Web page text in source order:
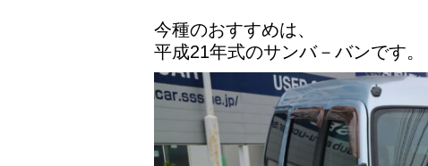
今種のおすすめは、
平成21年式のサンバ－バンです。